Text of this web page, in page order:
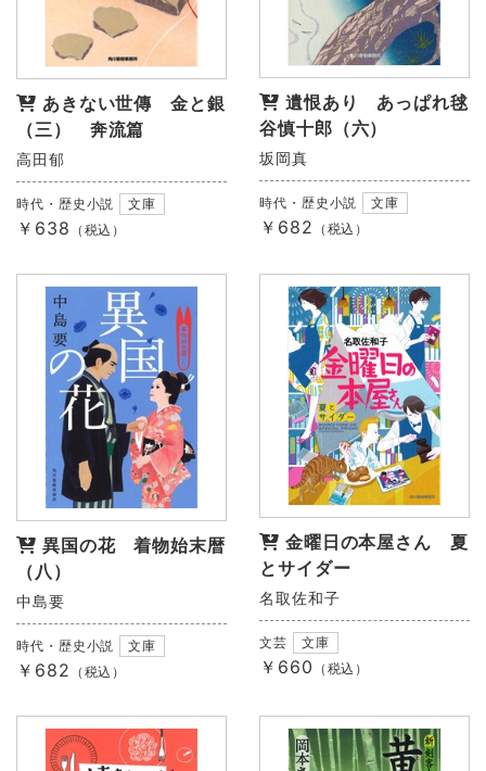
あきない世傳 金と銀
（三） 奔流篇
高田郁
時代・歴史小説 文庫
￥638 （税込）
遺恨あり あっぱれ毬
谷慎十郎（六）
坂岡真
時代・歴史小説 文庫
￥682 （税込）
異国の花 着物始末暦
（八）
中島要
時代・歴史小説 文庫
￥682 （税込）
金曜日の本屋さん 夏
とサイダー
名取佐和子
文芸 文庫
￥660 （税込）